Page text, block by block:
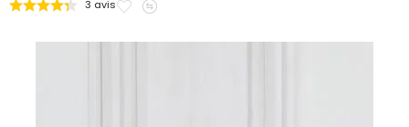
3 avis
Ajouter
mescomparateur